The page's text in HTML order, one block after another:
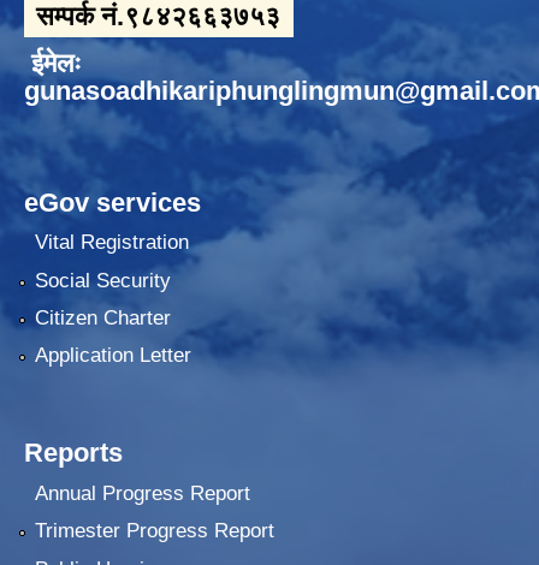
सम्पर्क नं.९८४२६६३७५३
ईमेलः
eGov services
Vital Registration
Social Security
Citizen Charter
Application Letter
Reports
Annual Progress Report
Trimester Progress Report